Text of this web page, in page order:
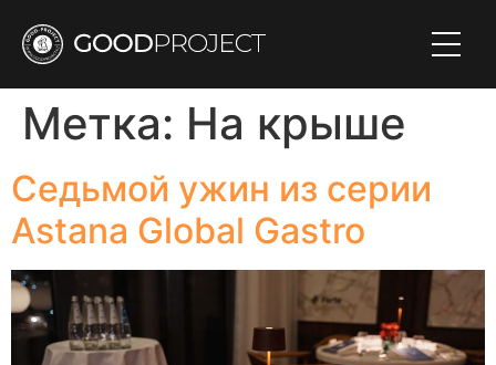
Метка: На крыше
Седьмой ужин из серии
Astana Global Gastro